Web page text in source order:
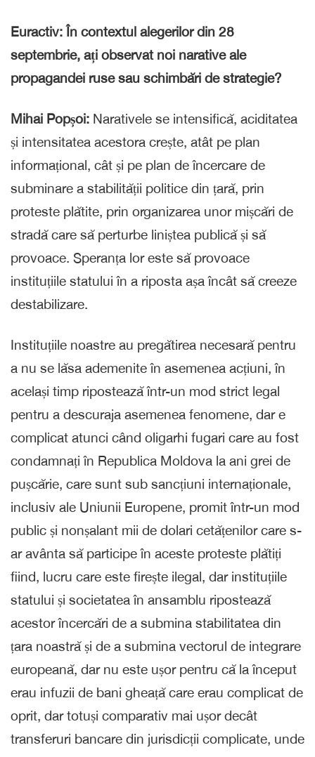
Euractiv: În contextul alegerilor din 28
septembrie, ați observat noi narative ale
propagandei ruse sau schimbări de strategie?
Mihai Popșoi: Narativele se intensifică, aciditatea
și intensitatea acestora crește, atât pe plan
informațional, cât și pe plan de încercare de
subminare a stabilității politice din țară, prin
proteste plătite, prin organizarea unor mișcări de
stradă care să perturbe liniștea publică și să
provoace. Speranța lor este să provoace
instituțiile statului în a riposta așa încât să creeze
destabilizare.
Instituțiile noastre au pregătirea necesară pentru
a nu se lăsa ademenite în asemenea acțiuni, în
același timp ripostează într-un mod strict legal
pentru a descuraja asemenea fenomene, dar e
complicat atunci când oligarhi fugari care au fost
condamnați în Republica Moldova la ani grei de
pușcărie, care sunt sub sancțiuni internaționale,
inclusiv ale Uniunii Europene, promit într-un mod
public și nonșalant mii de dolari cetățenilor care s-
ar avânta să participe în aceste proteste plătiți
fiind, lucru care este firește ilegal, dar instituțiile
statului și societatea în ansamblu ripostează
acestor încercări de a submina stabilitatea din
țara noastră și de a submina vectorul de integrare
europeană, dar nu este ușor pentru că la început
erau infuzii de bani gheață care erau complicat de
oprit, dar totuși comparativ mai ușor decât
transferuri bancare din jurisdicții complicate, unde